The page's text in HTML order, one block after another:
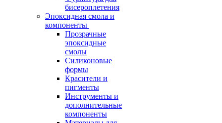
бисероплетения
Эпоксидная смола и
компоненты
Прозрачные
эпоксидные
смолы
Силиконовые
формы
Красители и
пигменты
Инструменты и
дополнительные
компоненты